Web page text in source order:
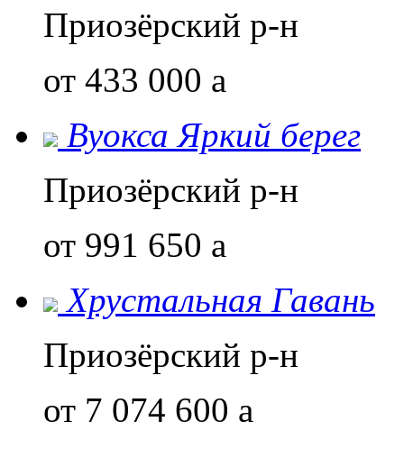
Приозёрский р-н
от 433 000 a
Вуокса Яркий берег
Приозёрский р-н
от 991 650 a
Хрустальная Гавань
Приозёрский р-н
от 7 074 600 a